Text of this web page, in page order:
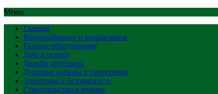
Меню
Главная
Водоснабжение и канализация
Газовое оборудование
Дача и огород
Дизайн интерьера
Душевые кабины и сантехника
Электрика и безопасность
Строительство и ремонт